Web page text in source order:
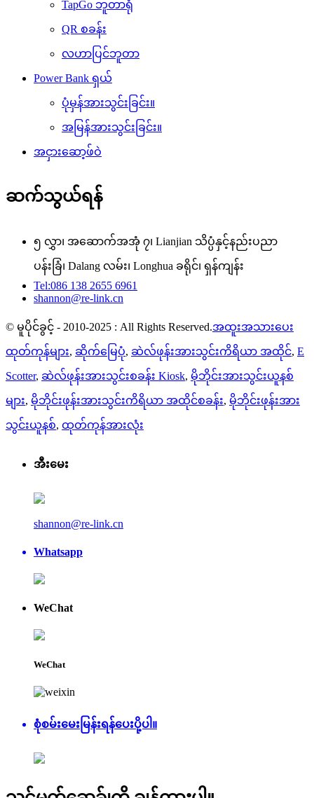
TapGo ဘူတာရုံ
QR စခန်း
လဟာပြင်ဘူတာ
Power Bank ရှယ်
ပုံမှန်အားသွင်းခြင်း။
အမြန်အားသွင်းခြင်း။
အငှားဆော့ဖ်ဝဲ
ဆက်သွယ်ရန်
၅ လွှာ၊ အဆောက်အအုံ ၇၊ Lianjian သိပ္ပံနှင့်နည်းပညာ
ပန်းခြံ၊ Dalang လမ်း၊ Longhua ခရိုင်၊ ရှန်ကျန်း
Tel:086 138 2655 6961
shannon@re-link.cn
© မူပိုင်ခွင့် - 2010-2025 : All Rights Reserved.အထူးအသားပေး
ထုတ်ကုန်များ, ဆိုက်မြေပုံ, ဆဲလ်ဖုန်းအားသွင်းကိရိယာ အထိုင်, E
Scotter, ဆဲလ်ဖုန်းအားသွင်းစခန်း Kiosk, မိုဘိုင်းအားသွင်းယူနစ်
များ, မိုဘိုင်းဖုန်းအားသွင်းကိရိယာ အထိုင်စခန်း, မိုဘိုင်းဖုန်းအား
သွင်းယူနစ်, ထုတ်ကုန်အားလုံး
အီးမေး
shannon@re-link.cn
Whatsapp
WeChat
WeChat
စုံစမ်းမေးမြန်းရန်ပေးပို့ပါ။